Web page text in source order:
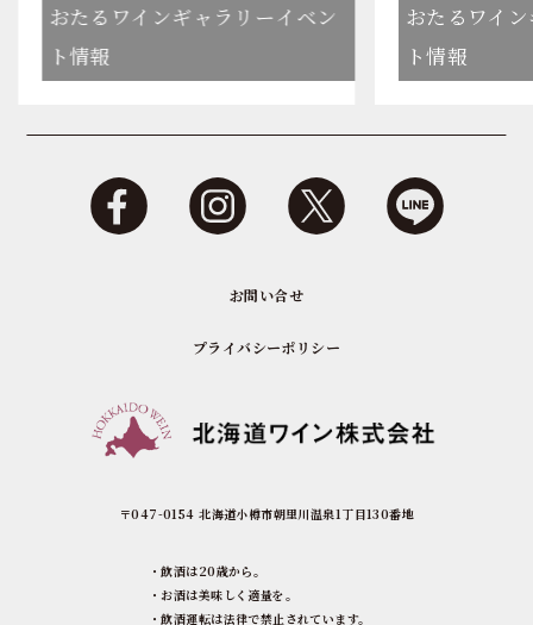
おたるワインギャラリーイベン
ト情報
おたるワイ
ト情報
お問い合せ
プライバシーポリシー
〒047-0154 北海道小樽市朝里川温泉1丁目130番地
・飲酒は20歳から。
・お酒は美味しく適量を。
・飲酒運転は法律で禁止されています。